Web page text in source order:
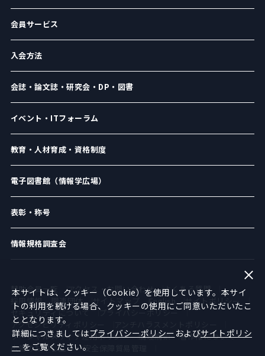
会員サービス
入会方法
会誌・論文誌・研究会・DP・図書
イベント・ITフォーラム
教育・人材育成・資格制度
電子図書館（情報学広場）
表彰・称号
情報規格調査会
賛助会員一覧 アクセス・お問い合わせ
よくある質問
採用情報
関連団体 サイトマップ English
サイトポリシー
セキュリティについて
プライバシーポリシー
アクセシビリティポリシー
ソーシャルメディア運用ポリシー
倫理綱領
著作権について
広告のお申し込み
安全保障貿易管理
本サイトは、クッキー（Cookie）を使用しています。本サイ
トの利用を続ける場合、クッキーの使用にご同意いただいたこ
ととなります。
詳細につきましてはプライバシーポリシー およびサイトポリシ
ー をご覧ください。